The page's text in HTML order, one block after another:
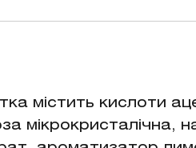
гарячки та/
містить кислоти
мікрокристалічна,